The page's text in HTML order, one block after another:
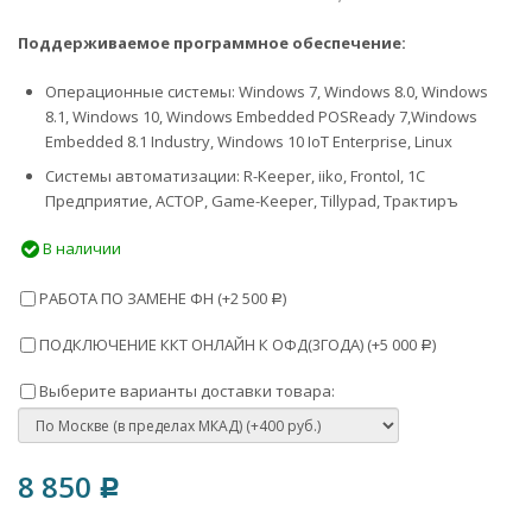
Поддерживаемое программное обеспечение:
Операционные системы: Windows 7, Windows 8.0, Windows
8.1, Windows 10, Windows Embedded POSReady 7,Windows
Embedded 8.1 Industry, Windows 10 IoT Enterprise, Linux
Системы автоматизации: R-Keeper, iiko, Frontol, 1С
Предприятие, АСТОР, Game-Keeper, Tillypad, Трактиръ
В наличии
РАБОТА ПО ЗАМЕНЕ ФН (+2 500 Р)
ПОДКЛЮЧЕНИЕ ККТ ОНЛАЙН К ОФД(3ГОДА) (+5 000 Р)
Выберите варианты доставки товара:
8 850 Р